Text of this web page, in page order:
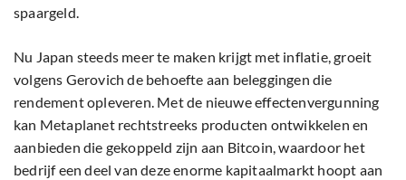
spaargeld.
Nu Japan steeds meer te maken krijgt met inflatie, groeit
volgens Gerovich de behoefte aan beleggingen die
rendement opleveren. Met de nieuwe effectenvergunning
kan Metaplanet rechtstreeks producten ontwikkelen en
aanbieden die gekoppeld zijn aan Bitcoin, waardoor het
bedrijf een deel van deze enorme kapitaalmarkt hoopt aan